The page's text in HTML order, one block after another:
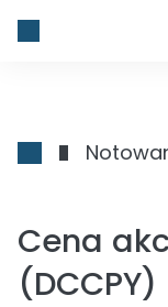
Cena
(DCCPY)